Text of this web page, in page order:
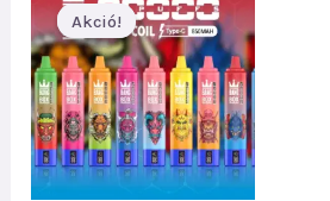
Akció!
Akció!